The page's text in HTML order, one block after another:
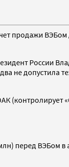
продажи
России
не допустила
(контролирует
перед ВЭБом в